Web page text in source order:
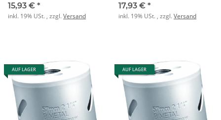
15,93 € *
inkl. 19% USt. , zzgl.Versand
17,93 € *
inkl. 19% USt. , zzgl.Versand
AUF LAGER AUF LAGER